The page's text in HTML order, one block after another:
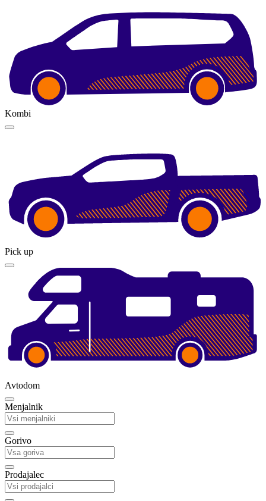
Kombi
Pick up
Avtodom
Menjalnik
Gorivo
Prodajalec